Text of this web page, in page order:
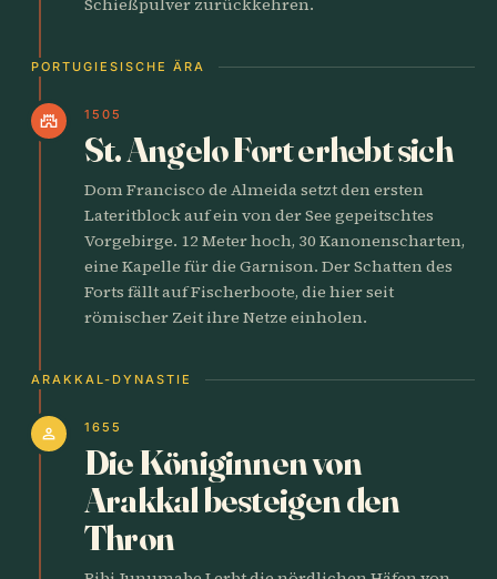
PORTUGIESISCHE ÄRA
castle 1505
St. Angelo Fort erhebt sich
Dom Francisco de Almeida setzt den ersten
Lateritblock auf ein von der See gepeitschtes
Vorgebirge. 12 Meter hoch, 30 Kanonenscharten,
eine Kapelle für die Garnison. Der Schatten des
Forts fällt auf Fischerboote, die hier seit
römischer Zeit ihre Netze einholen.
ARAKKAL-DYNASTIE
person 1655
Die Königinnen von
Arakkal besteigen den
Thron